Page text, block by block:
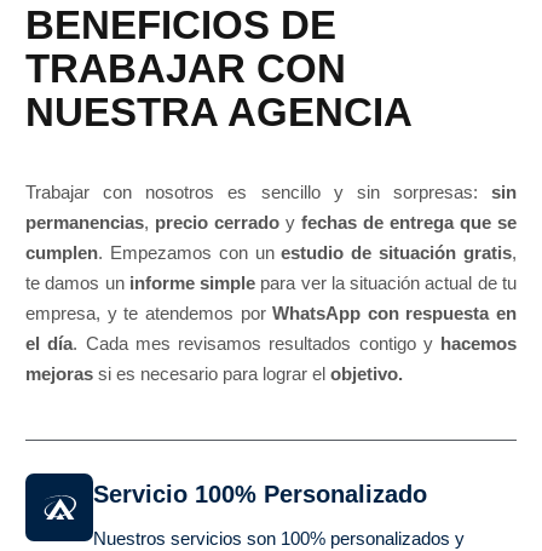
BENEFICIOS DE
TRABAJAR CON
NUESTRA AGENCIA
Trabajar con nosotros es sencillo y sin sorpresas: sin
permanencias, precio cerrado y fechas de entrega que se
cumplen. Empezamos con unestudio de situación gratis,
te damos un informe simple para ver la situación actual de tu
empresa, y te atendemos porWhatsApp con respuesta en
el día. Cada mes revisamos resultados contigo y hacemos
mejoras si es necesario para lograr el objetivo.
Servicio 100% Personalizado
Nuestros servicios son 100% personalizados y